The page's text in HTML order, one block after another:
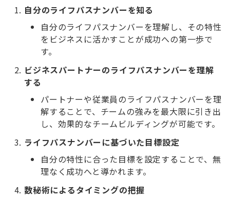
自分のライフパスナンバーを知る
自分のライフパスナンバーを理解し、その特性
をビジネスに活かすことが成功への第一歩で
す。
ビジネスパートナーのライフパスナンバーを理解
する
パートナーや従業員のライフパスナンバーを理
解することで、チームの強みを最大限に引き出
し、効果的なチームビルディングが可能です。
ライフパスナンバーに基づいた目標設定
自分の特性に合った目標を設定することで、無
理なく成功へと導かれます。
数秘術によるタイミングの把握